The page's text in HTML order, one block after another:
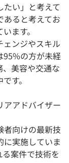
い」と考えて
あると考えてお
ます。
ェンジやスキル
95%の方が未経
美容や交通な
す。
アドバイザー
者向けの最新技
実施していま
案件で技術を